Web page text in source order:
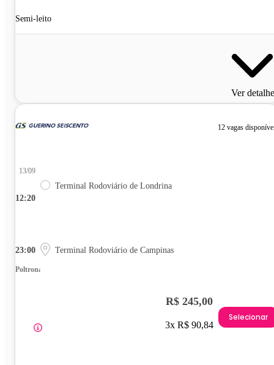
Semi-leito
Ver
12 vagas
12:20
13/09
Terminal Rodoviário de Londrina
23:00 Terminal Rodoviário de Campinas
Poltrona
R$ 245,00
3x R$ 90,84
Selecionar